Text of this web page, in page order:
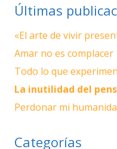
Últimas
«El arte de vivir
Amar no es complacer
Todo lo que
La inutilidad del
Perdonar mi
Categorías